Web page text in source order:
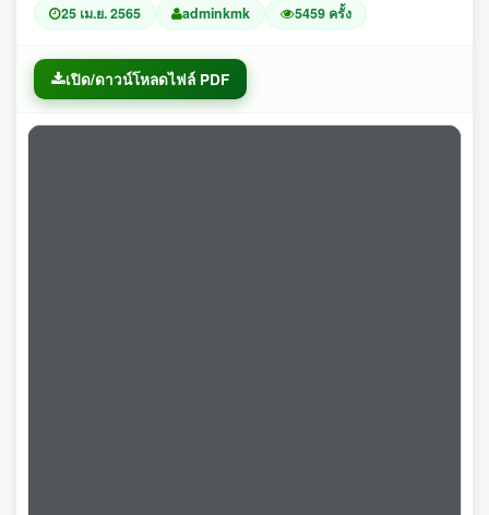
25 เม.ย. 2565 adminkmk 5459 ครั้ง
เปิด/ดาวน์โหลดไฟล์ PDF